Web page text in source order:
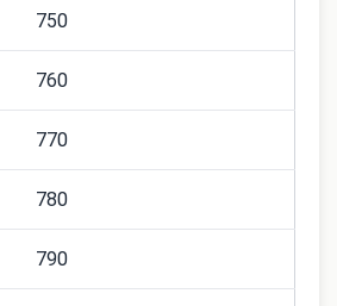
750
760
770
780
790